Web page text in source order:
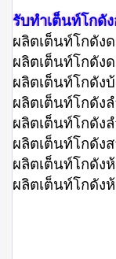
รับทำเต็นท์โกดั
ผลิตเต็นท์โกดัง
ผลิตเต็นท์โกดัง
ผลิตเต็นท์โกดัง
ผลิตเต็นท์โกดัง
ผลิตเต็นท์โกดังล
ผลิตเต็นท์โกดัง
ผลิตเต็นท์โกดัง
ผลิตเต็นท์โกดัง